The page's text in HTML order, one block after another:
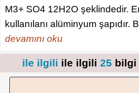
M3+ SO4 12H2O şeklindedir.
kullanılanı alüminyum şapıdır.
devamını oku
ile ilgili ile ilgili 25 bilgi